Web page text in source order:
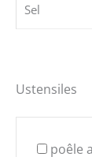
Sel
Ustensiles
poêle